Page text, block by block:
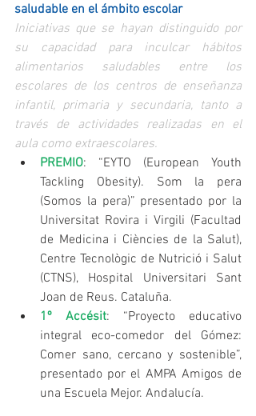
saludable en el ámbito escolar
Iniciativas que se hayan distinguido por
su capacidad para inculcar hábitos
alimentarios saludables entre los
escolares de los centros de enseñanza
infantil, primaria y secundaria, tanto a
través de actividades realizadas en el
aula como extraescolares.
PREMIO: “EYTO (European Youth
Tackling Obesity). Som la pera
(Somos la pera)” presentado por la
Universitat Rovira i Virgili (Facultad
de Medicina i Ciències de la Salut),
Centre Tecnològic de Nutrició i Salut
(CTNS), Hospital Universitari Sant
Joan de Reus. Cataluña.
1º Accésit: “Proyecto educativo
integral eco-comedor del Gómez:
Comer sano, cercano y sostenible”,
presentado por el AMPA Amigos de
una Escuela Mejor. Andalucía.